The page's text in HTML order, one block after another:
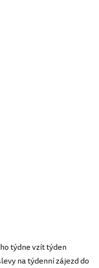
týdne vzít týden
na týdenní zájezd do